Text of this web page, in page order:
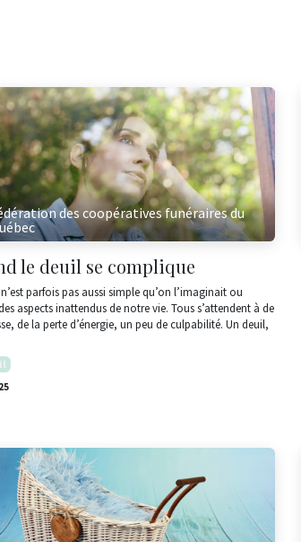
des coopératives funéraires du
le deuil se complique
parfois pas aussi simple qu’on l’imaginait ou
aspects inattendus de notre vie. Tous s’attendent à de
de la perte d’énergie, un peu de culpabilité. Un deuil,